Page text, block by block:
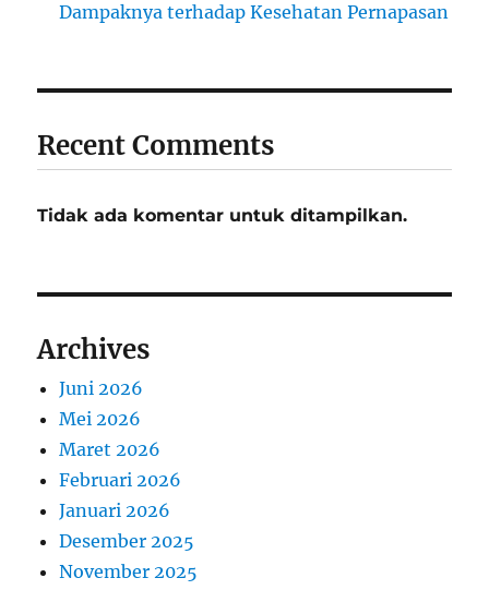
Dampaknya terhadap Kesehatan Pernapasan
Recent Comments
Tidak ada komentar untuk ditampilkan.
Archives
Juni 2026
Mei 2026
Maret 2026
Februari 2026
Januari 2026
Desember 2025
November 2025